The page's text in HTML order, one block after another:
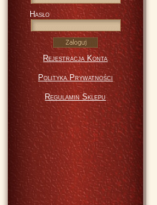
Hasło
Rejestracja Konta
Polityka Prywatności
Regulamin Sklepu